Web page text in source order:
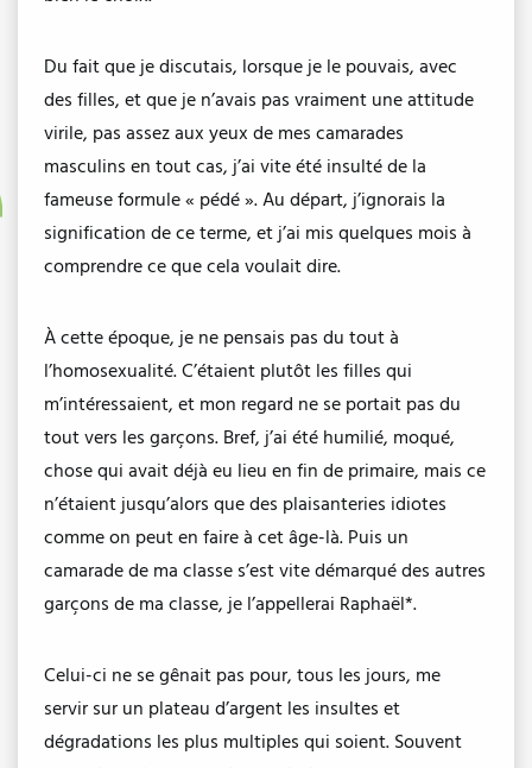
Du fait que je discutais, lorsque je le pouvais, avec
des filles, et que je n’avais pas vraiment une attitude
virile, pas assez aux yeux de mes camarades
masculins en tout cas, j’ai vite été insulté de la
fameuse formule « pédé ». Au départ, j’ignorais la
signification de ce terme, et j’ai mis quelques mois à
comprendre ce que cela voulait dire.
À cette époque, je ne pensais pas du tout à
l’homosexualité. C’étaient plutôt les filles qui
m’intéressaient, et mon regard ne se portait pas du
tout vers les garçons. Bref, j’ai été humilié, moqué,
chose qui avait déjà eu lieu en fin de primaire, mais ce
n’étaient jusqu’alors que des plaisanteries idiotes
comme on peut en faire à cet âge-là. Puis un
camarade de ma classe s’est vite démarqué des autres
garçons de ma classe, je l’appellerai Raphaël*.
Celui-ci ne se gênait pas pour, tous les jours, me
servir sur un plateau d’argent les insultes et
dégradations les plus multiples qui soient. Souvent